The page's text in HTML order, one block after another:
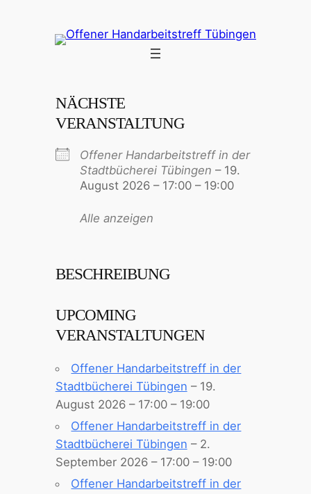
NÄCHSTE
VERANSTALTUNG
Offener Handarbeitstreff in der
Stadtbücherei Tübingen – 19.
August 2026 – 17:00 – 19:00
Alle anzeigen
BESCHREIBUNG
UPCOMING
VERANSTALTUNGEN
Offener Handarbeitstreff in der
Stadtbücherei Tübingen – 19.
August 2026 – 17:00 – 19:00
Offener Handarbeitstreff in der
Stadtbücherei Tübingen – 2.
September 2026 – 17:00 – 19:00
Offener Handarbeitstreff in der